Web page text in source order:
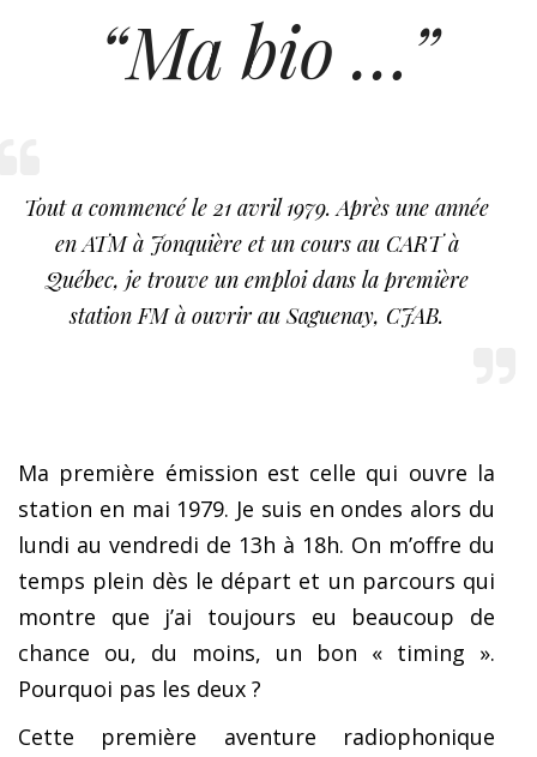
“Ma bio …”
Tout a commencé le 21 avril 1979. Après une année
en ATM à Jonquière et un cours au CART à
Québec, je trouve un emploi dans la première
station FM à ouvrir au Saguenay, CJAB.
Ma première émission est celle qui ouvre la
station en mai 1979. Je suis en ondes alors du
lundi au vendredi de 13h à 18h. On m’offre du
temps plein dès le départ et un parcours qui
montre que j’ai toujours eu beaucoup de
chance ou, du moins, un bon « timing ».
Pourquoi pas les deux ?
Cette première aventure radiophonique